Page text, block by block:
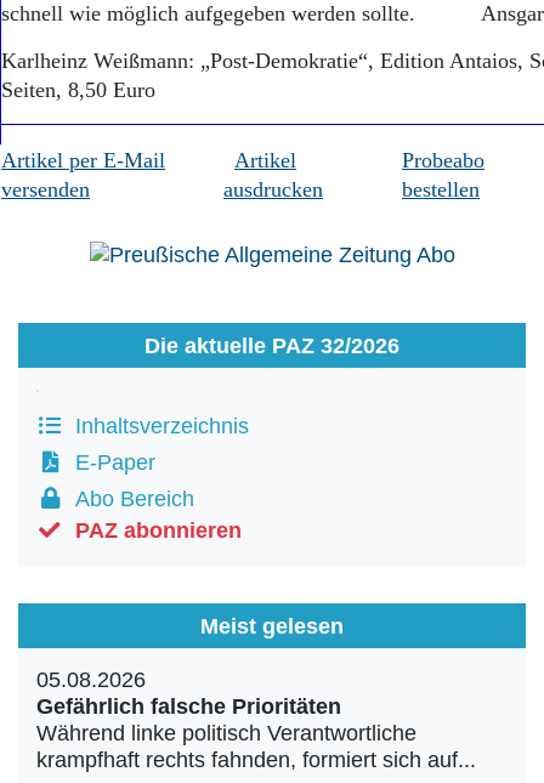
schnell wie möglich aufgegeben werden sollte. Ansgar
Karlheinz Weißmann: „Post-Demokratie“, Edition Antaios,
Seiten, 8,50 Euro
Artikel per E-Mail
versenden
Artikel
ausdrucken
Probeabo
bestellen
Die aktuelle PAZ 32/2026
Inhaltsverzeichnis
E-Paper
Abo Bereich
PAZ abonnieren
Meist gelesen
05.08.2026
Gefährlich falsche Prioritäten
Während linke politisch Verantwortliche
krampfhaft rechts fahnden, formiert sich auf...